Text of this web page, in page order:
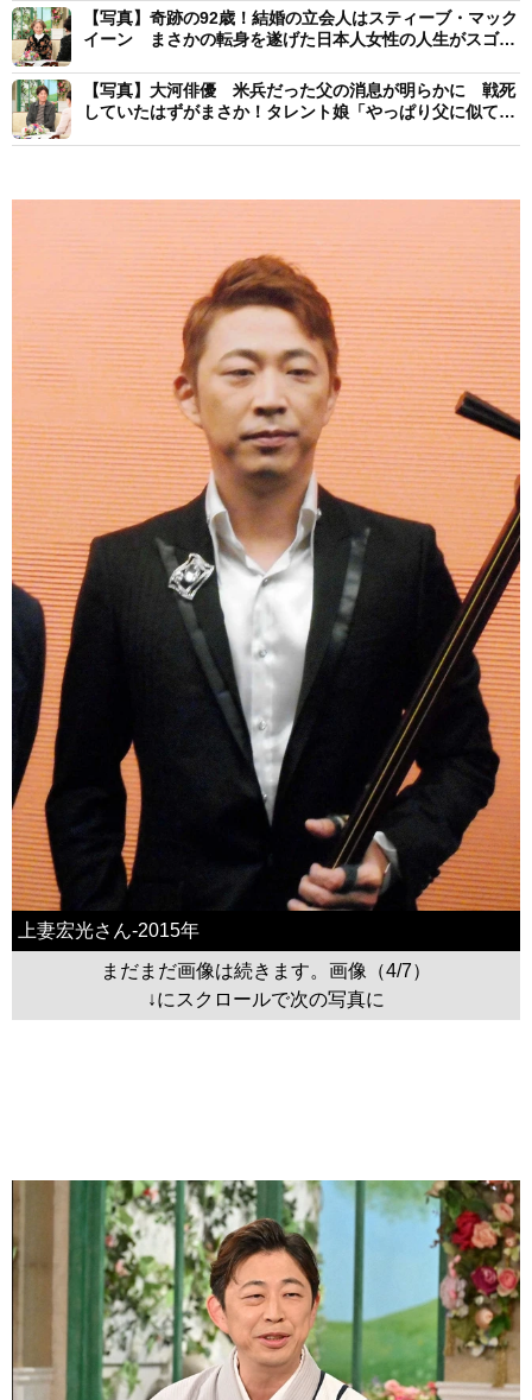
【写真】奇跡の92歳！結婚の立会人はスティーブ・マック
イーン まさかの転身を遂げた日本人女性の人生がスゴす
【写真】大河俳優 米兵だった父の消息が明らかに 戦死
していたはずがまさか！タレント娘「やっぱり父に似てい
上妻宏光さん-2015年
まだまだ画像は続きます。画像（4/7）
↓にスクロールで次の写真に